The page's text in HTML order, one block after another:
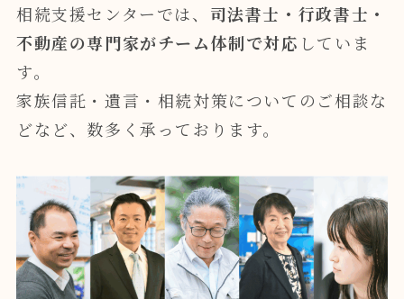
相続支援センターでは、 司法書士・行政書士・
不動産の専門家がチーム体制で対応 していま
す。
家族信託・遺言・相続対策についてのご相談な
どなど、数多く承っております。